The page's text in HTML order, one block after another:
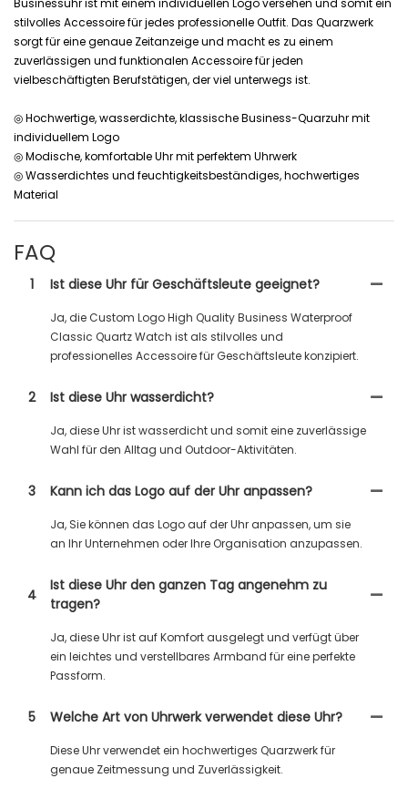
Businessuhr ist mit einem individuellen Logo versehen und somit ein
stilvolles Accessoire für jedes professionelle Outfit. Das Quarzwerk
sorgt für eine genaue Zeitanzeige und macht es zu einem
zuverlässigen und funktionalen Accessoire für jeden
vielbeschäftigten Berufstätigen, der viel unterwegs ist.
◎ Hochwertige, wasserdichte, klassische Business-Quarzuhr mit
individuellem Logo
◎ Modische, komfortable Uhr mit perfektem Uhrwerk
◎ Wasserdichtes und feuchtigkeitsbeständiges, hochwertiges
Material
FAQ
1 Ist diese Uhr für Geschäftsleute geeignet?
Ja, die Custom Logo High Quality Business Waterproof
Classic Quartz Watch ist als stilvolles und
professionelles Accessoire für Geschäftsleute konzipiert.
2 Ist diese Uhr wasserdicht?
Ja, diese Uhr ist wasserdicht und somit eine zuverlässige
Wahl für den Alltag und Outdoor-Aktivitäten.
3 Kann ich das Logo auf der Uhr anpassen?
Ja, Sie können das Logo auf der Uhr anpassen, um sie
an Ihr Unternehmen oder Ihre Organisation anzupassen.
4
Ist diese Uhr den ganzen Tag angenehm zu
tragen?
Ja, diese Uhr ist auf Komfort ausgelegt und verfügt über
ein leichtes und verstellbares Armband für eine perfekte
Passform.
5 Welche Art von Uhrwerk verwendet diese Uhr?
Diese Uhr verwendet ein hochwertiges Quarzwerk für
genaue Zeitmessung und Zuverlässigkeit.